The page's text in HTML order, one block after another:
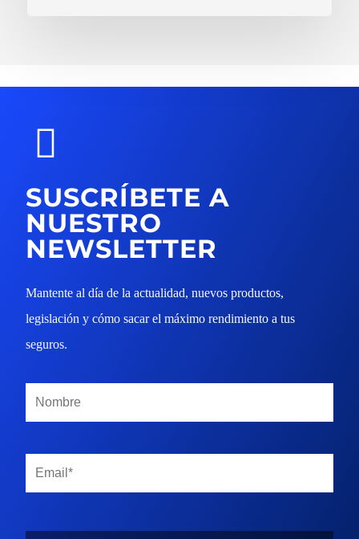
SUSCRÍBETE A
NUESTRO
NEWSLETTER
Mantente al día de la actualidad, nuevos productos,
legislación y cómo sacar el máximo rendimiento a tus
seguros.